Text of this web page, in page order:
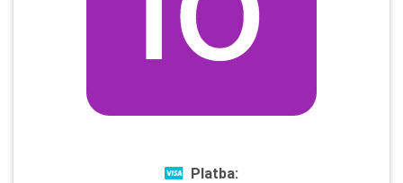
Platba: